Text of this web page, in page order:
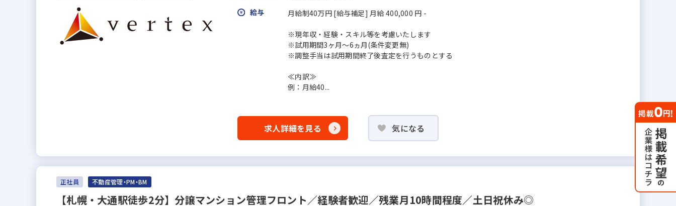
給与
月給制40万円 [給与補足] 月給 400,000 円 -
※現年収・経験・スキル等を考慮いたします
※試用期間3ヶ月〜6ヵ月(条件変更無)
※調整手当は試用期間終了後査定を行うものとする
≪内訳≫
例：月給40...
求人詳細を見る 気になる
正社員 不動産管理・PM・BM
【札幌・大通駅徒歩2分】分譲マンション管理フロント／経験者歓迎／残業月10時間程度／土日祝休み◎